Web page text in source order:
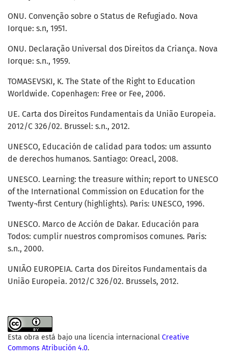
ONU. Convenção sobre o Status de Refugiado. Nova
Iorque: s.n, 1951.
ONU. Declaração Universal dos Direitos da Criança. Nova
Iorque: s.n., 1959.
TOMASEVSKI, K. The State of the Right to Education
Worldwide. Copenhagen: Free or Fee, 2006.
UE. Carta dos Direitos Fundamentais da União Europeia.
2012/C 326/02. Brussel: s.n., 2012.
UNESCO, Educación de calidad para todos: um assunto
de derechos humanos. Santiago: Oreacl, 2008.
UNESCO. Learning: the treasure within; report to UNESCO
of the International Commission on Education for the
Twenty¬first Century (highlights). Paris: UNESCO, 1996.
UNESCO. Marco de Acción de Dakar. Educación para
Todos: cumplir nuestros compromisos comunes. Paris:
s.n., 2000.
UNIÃO EUROPEIA. Carta dos Direitos Fundamentais da
União Europeia. 2012/C 326/02. Brussels, 2012.
Esta obra está bajo una licencia internacional Creative
Commons Atribución 4.0.